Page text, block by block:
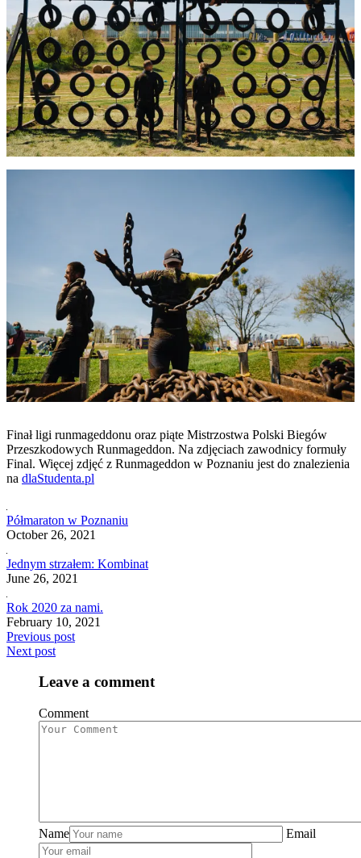
Finał ligi runmageddonu oraz piąte Mistrzostwa Polski Biegów
Przeszkodowych Runmageddon. Na zdjęciach zawodnicy formuły
Final. Więcej zdjęć z Runmageddon w Poznaniu jest do znalezienia
na dlaStudenta.pl
Półmaraton w Poznaniu
October 26, 2021
Jednym strzałem: Kombinat
June 26, 2021
Rok 2020 za nami.
February 10, 2021
Previous post
Next post
Leave a comment
Comment
Name Email